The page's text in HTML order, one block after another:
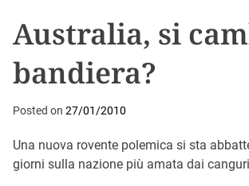
Australia, si
bandiera?
Posted on 27/01/2010
Una nuova rovente polemica si sta
giorni sulla nazione più amata dai